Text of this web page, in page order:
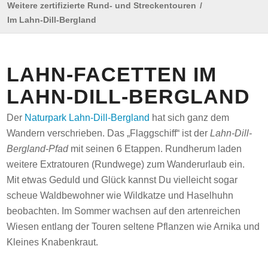
Weitere zertifizierte Rund- und Streckentouren /
Im Lahn-Dill-Bergland
LAHN-FACETTEN IM
LAHN-DILL-BERGLAND
Der Naturpark Lahn-Dill-Bergland hat sich ganz dem
Wandern verschrieben. Das „Flaggschiff“ ist derLahn-Dill-
Bergland-Pfadmit seinen 6 Etappen. Rundherum laden
weitere Extratouren (Rundwege) zum Wanderurlaub ein.
Mit etwas Geduld und Glück kannst Du vielleicht sogar
scheue Waldbewohner wie Wildkatze und Haselhuhn
beobachten. Im Sommer wachsen auf den artenreichen
Wiesen entlang der Touren seltene Pflanzen wie Arnika und
Kleines Knabenkraut.